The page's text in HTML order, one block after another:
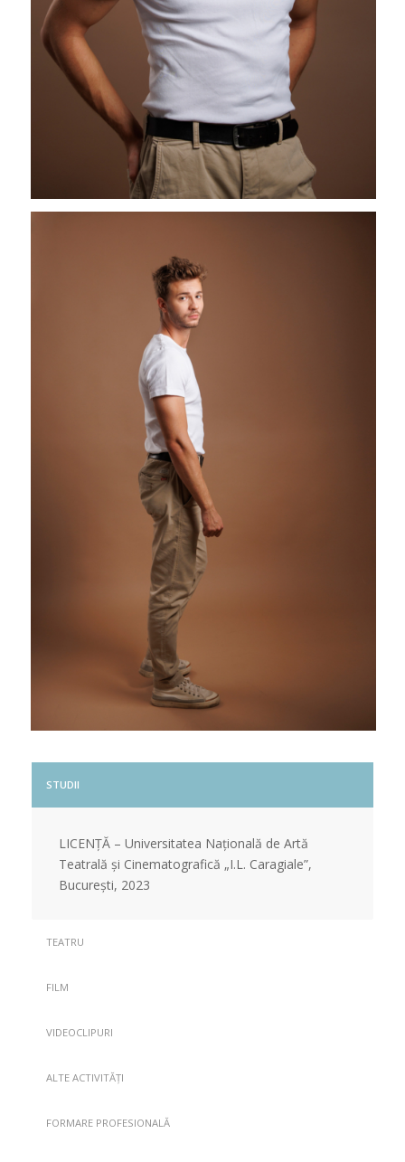
STUDII
LICENȚĂ – Universitatea Națională de Artă
Teatrală și Cinematografică „I.L. Caragiale”,
București, 2023
TEATRU
FILM
VIDEOCLIPURI
ALTE ACTIVITĂȚI
FORMARE PROFESIONALĂ